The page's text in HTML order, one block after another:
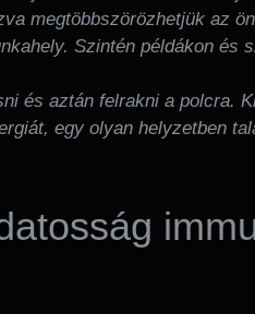
megtöbbszörözhetjük az
Szintén példákon és
és aztán felrakni a polcra.
egy olyan helyzetben